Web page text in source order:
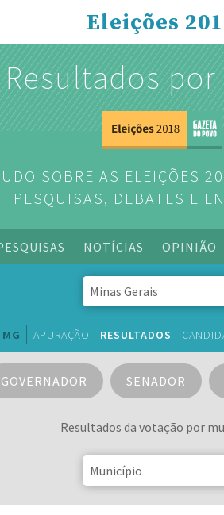
Eleições
Resultados por
SOBRE AS ELEIÇÕES
PESQUISAS, DEBATES E
NOTÍCIAS OPINIÃO
MG APURAÇÃO RESULTADOS
GOVERNADOR SENADOR
Resultados da votação por